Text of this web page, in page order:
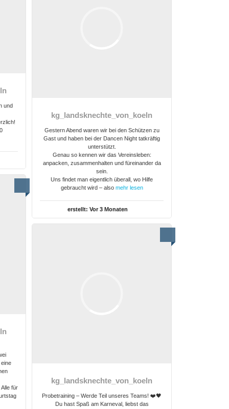
und
kg_landsknechte_von_koeln
Gestern Abend waren wir bei den Schützen zu
Gast und haben bei der Dancen Night tatkräftig
unterstützt.
Genau so kennen wir das Vereinsleben:
anpacken, zusammenhalten und füreinander da
sein.
Uns findet man eigentlich überall, wo Hilfe
gebraucht wird – also mehr lesen
erstellt:Vor 3 Monaten
für
kg_landsknechte_von_koeln
Probetraining – Werde Teil unseres Teams! ❤️🖤
Du hast Spaß am Karneval, liebst das